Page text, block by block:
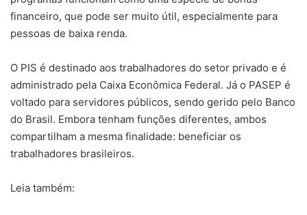
financeiro, que pode ser muito útil, especialmente para
pessoas de baixa renda.
O PIS é destinado aos trabalhadores do setor privado e é
administrado pela Caixa Econômica Federal. Já o PASEP é
voltado para servidores públicos, sendo gerido pelo Banco
do Brasil. Embora tenham funções diferentes, ambos
compartilham a mesma finalidade: beneficiar os
trabalhadores brasileiros.
Leia também: